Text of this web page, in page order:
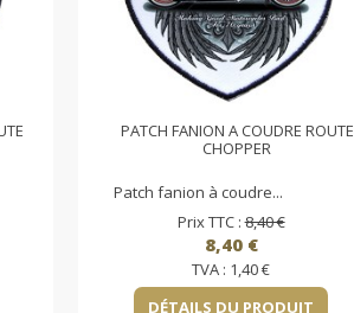
PATCH FANION A COUDRE ROUTE
CHOPPER
Patch fanion à coudre...
Prix TTC :8,40 €
8,40 €
TVA : 1,40 €
DÉTAILS DU PRODUIT